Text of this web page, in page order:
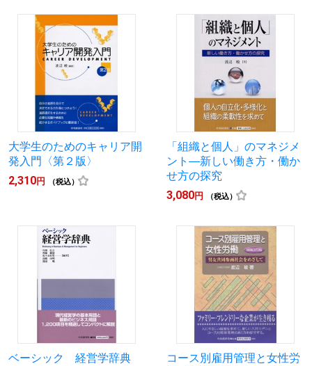
大学生のためのキャリア開
発入門〈第２版〉
2,310円 （税込）
「組織と個人」のマネジメ
ント―新しい働き方・働か
せ方の探究
3,080円 （税込）
ベーシック 経営学辞典
コース別雇用管理と女性労